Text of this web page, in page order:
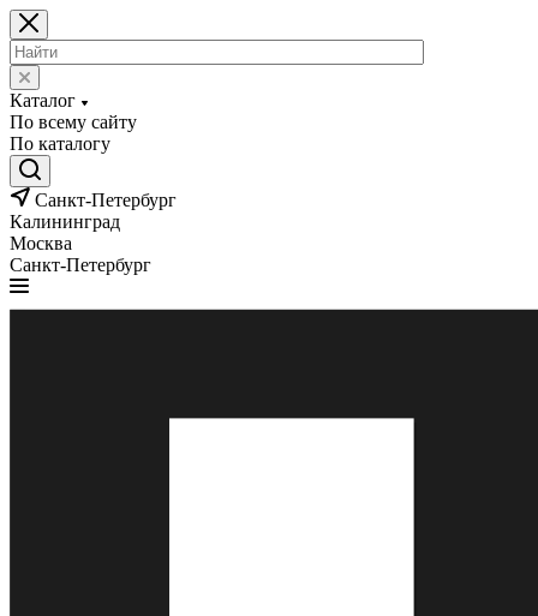
Каталог
По всему сайту
По каталогу
Санкт-Петербург
Калининград
Москва
Санкт-Петербург